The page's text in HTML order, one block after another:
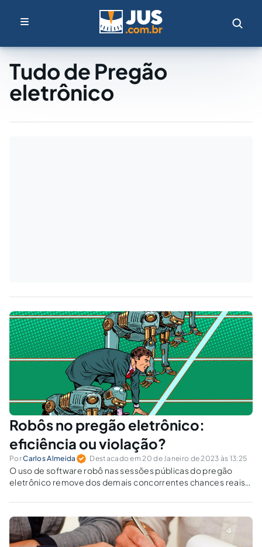
Tudo de Pregão
eletrônico
Robôs no pregão eletrônico:
eficiência ou violação?
PorCarlos Almeida Destacado em 20 de Janeiro de 2023 às 13:25
O uso de software robô nas sessões públicas do pregão
eletrônico remove dos demais concorrentes chances reais